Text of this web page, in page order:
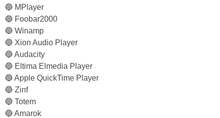
🔵 MPlayer
🔵 Foobar2000
🔵 Winamp
🔵 Xion Audio Player
🔵 Audacity
🔵 Eltima Elmedia Player
🔵 Apple QuickTime Player
🔵 Zinf
🔵 Totem
🔵 Amarok